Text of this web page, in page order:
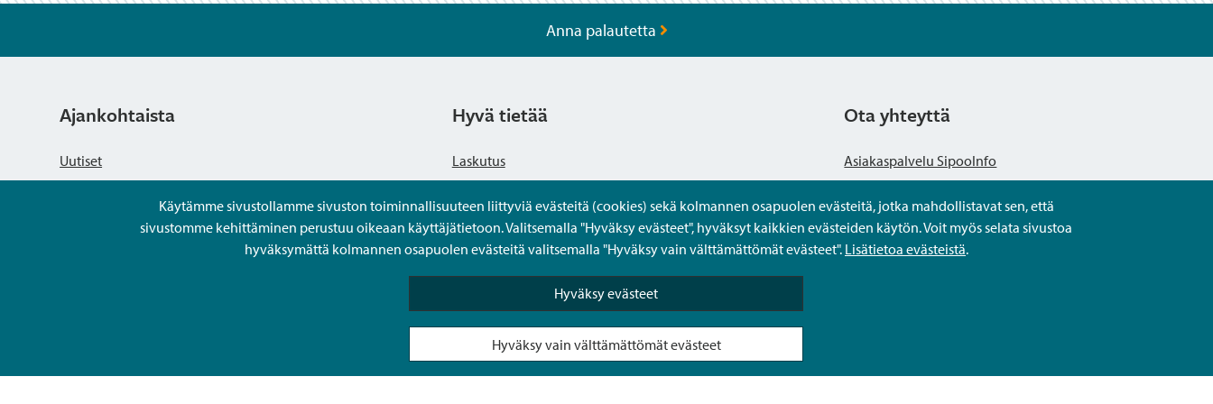
TM 2 Osallistumis- ja arviointisuunnitelma (pdf)
Käytämme sivustollamme sivuston toiminnallisuuteen liittyviä evästeitä (cookies) sekä kolmannen osapuolen evästeitä, jotka mahdollistavat sen, että
sivustomme kehittäminen perustuu oikeaan käyttäjätietoon. Valitsemalla "Hyväksy evästeet", hyväksyt kaikkien evästeiden käytön. Voit myös selata sivustoa
hyväksymättä kolmannen osapuolen evästeitä valitsemalla "Hyväksy vain välttämättömät evästeet". Lisätietoa evästeistä.
Hyväksy evästeet
Hyväksy vain välttämättömät evästeet
Anna palautetta
Ajankohtaista
Uutiset
Hyvä tietää
Laskutus
Tietosuojaseloste
Saavutettavuusseloste
Usein kysytyt kysymykset
Puolesta-asiointi Sipoon Oma asioinnissa
Ota yhteyttä
Asiakaspalvelu SipooInfo
Anna palautetta nimettömästi
Kysy tai asioi